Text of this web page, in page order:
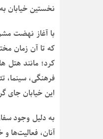
نخستین خیابان
با آغاز نهضت
که تا آن زمان
کرد؛ مانند هتل
فرهنگی، سینما،
این خیابان جای
به دلیل وجود
آنان، فعالیت‌ها